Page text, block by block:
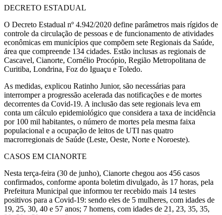
DECRETO ESTADUAL
O Decreto Estadual nº 4.942/2020 define parâmetros mais rígidos de
controle da circulação de pessoas e de funcionamento de atividades
econômicas em municípios que compõem sete Regionais da Saúde,
área que compreende 134 cidades. Estão inclusas as regionais de
Cascavel, Cianorte, Cornélio Procópio, Região Metropolitana de
Curitiba, Londrina, Foz do Iguaçu e Toledo.
As medidas, explicou Ratinho Junior, são necessárias para
interromper a progressão acelerada das notificações e de mortes
decorrentes da Covid-19. A inclusão das sete regionais leva em
conta um cálculo epidemiológico que considera a taxa de incidência
por 100 mil habitantes, o número de mortes pela mesma faixa
populacional e a ocupação de leitos de UTI nas quatro
macrorregionais de Saúde (Leste, Oeste, Norte e Noroeste).
CASOS EM CIANORTE
Nesta terça-feira (30 de junho), Cianorte chegou aos 456 casos
confirmados, conforme aponta boletim divulgado, às 17 horas, pela
Prefeitura Municipal que informou ter recebido mais 14 testes
positivos para a Covid-19: sendo eles de 5 mulheres, com idades de
19, 25, 30, 40 e 57 anos; 7 homens, com idades de 21, 23, 35, 35,